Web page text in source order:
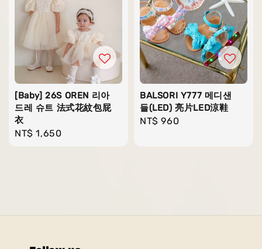
[Baby] 26S OREN 리아
드레 슈트 法式花紋包屁
衣
Regular
NT$ 1,650
BALSORI Y777 메디샌
들(LED) 亮片LED涼鞋
Regular
NT$ 960